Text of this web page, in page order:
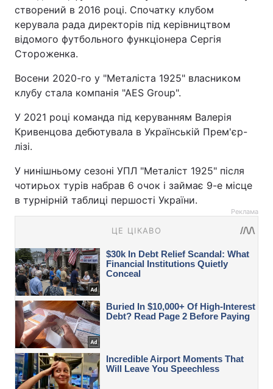
створений в 2016 році. Спочатку клубом
керувала рада директорів під керівництвом
відомого футбольного функціонера Сергія
Стороженка.
Восени 2020-го у "Металіста 1925" власником
клубу стала компанія "АЕЅ Group".
У 2021 році команда під керуванням Валерія
Кривенцова дебютувала в Українській Прем'єр-
лізі.
У нинішньому сезоні УПЛ "Металіст 1925" після
чотирьох турів набрав 6 очок і займає 9-е місце
в турнірній таблиці першості України.
Реклама